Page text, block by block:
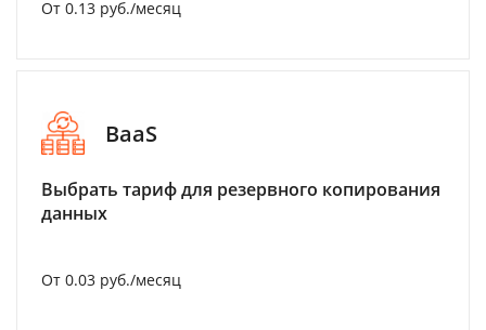
От 0.13 руб./месяц
BaaS
Выбрать тариф для резервного копирования
данных
От 0.03 руб./месяц